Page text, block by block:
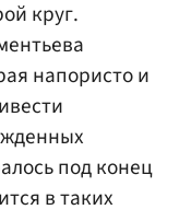
круг.
напористо и
под конец
в таких